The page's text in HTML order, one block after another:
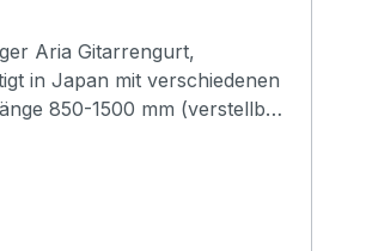
Aria Gitarrengurt,
in Japan mit verschiedenen